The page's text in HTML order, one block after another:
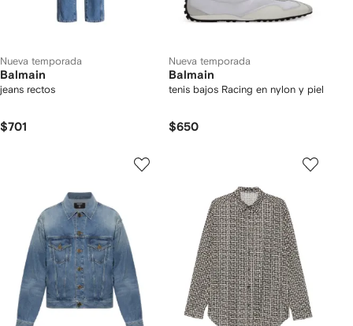
Nueva temporada
Balmain
jeans rectos
$701
Nueva temporada
Balmain
tenis bajos Racing en nylon y piel
$650